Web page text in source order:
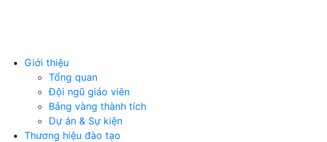
Giới thiệu
Tổng quan
Đội ngũ giáo viên
Bảng vàng thành tích
Dự án & Sự kiện
Thương hiệu đào tạo